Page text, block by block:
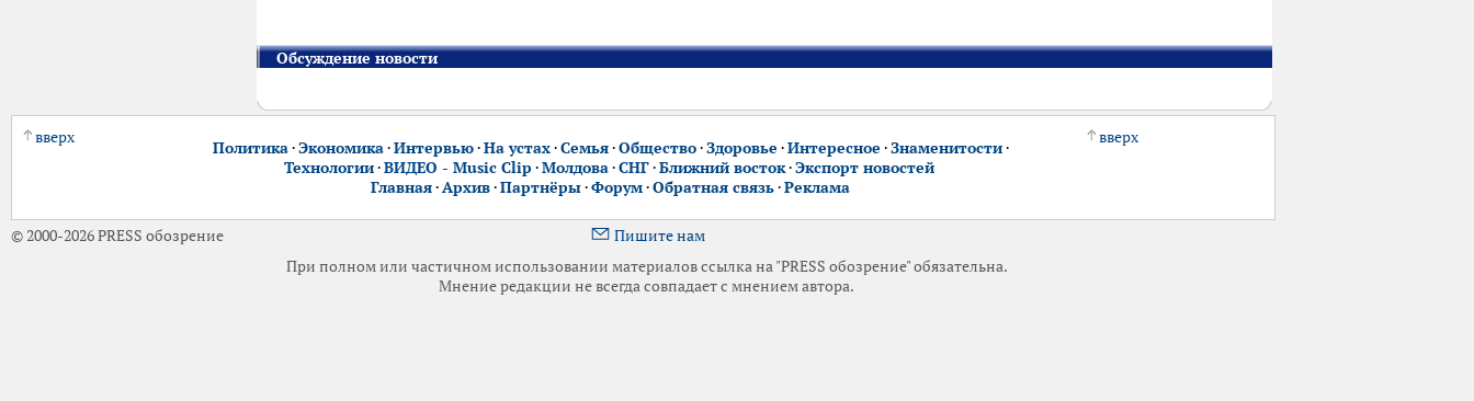
Обсуждение новости
вверх
Политика·Экономика·Интервью·На устах·Семья·Общество·Здоровье ·Интересное ·Знаменитости·
Технологии·ВИДЕО - Music Clip ·Молдова·СНГ·Ближний восток·Экспорт новостей
Главная·Архив·Партнёры·Форум·Обратная связь·Реклама
вверх
© 2000-2026 PRESS обозрение
Пишите нам
При полном или частичном использовании материалов ссылка на "PRESS обозрение" обязательна.
Мнение редакции не всегда совпадает с мнением автора.